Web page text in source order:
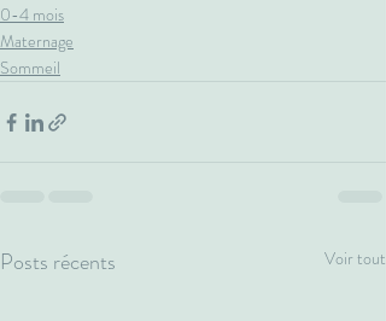
0-4 mois
Maternage
Sommeil
Posts récents Voir tout